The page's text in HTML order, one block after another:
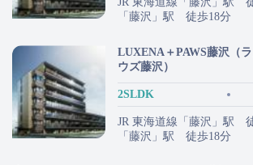
「藤沢」駅 徒歩18分
LUXENA＋PAWS藤沢（
ウズ藤沢）
2SLDK
JR 東海道線「藤沢」駅
「藤沢」駅 徒歩18分